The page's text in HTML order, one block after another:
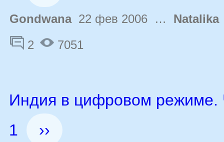
Gondwana22 фев 2006 … Natalika
2
7051
Индия в цифровом режиме.
1
››